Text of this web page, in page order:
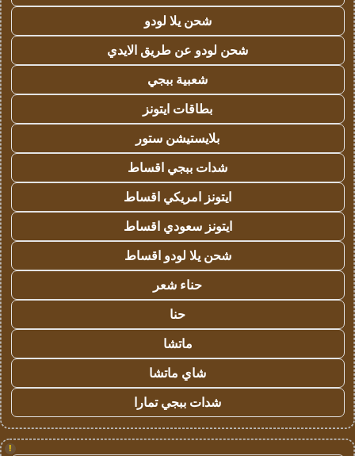
شحن يلا لودو
شحن لودو عن طريق الايدي
شعبية ببجي
بطاقات ايتونز
بلايستيشن ستور
شدات ببجي اقساط
ايتونز امريكي اقساط
ايتونز سعودي اقساط
شحن يلا لودو اقساط
حناء شعر
حنا
ماتشا
شاي ماتشا
شدات ببجي تمارا
!